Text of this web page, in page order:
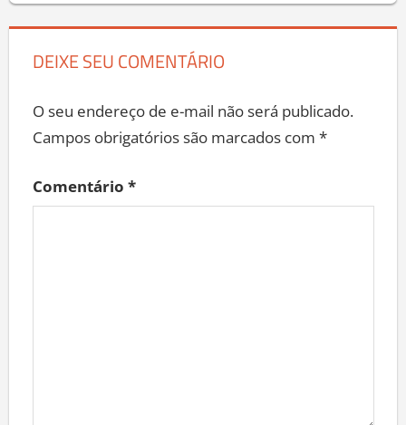
DEIXE SEU COMENTÁRIO
O seu endereço de e-mail não será publicado.
Campos obrigatórios são marcados com *
Comentário *